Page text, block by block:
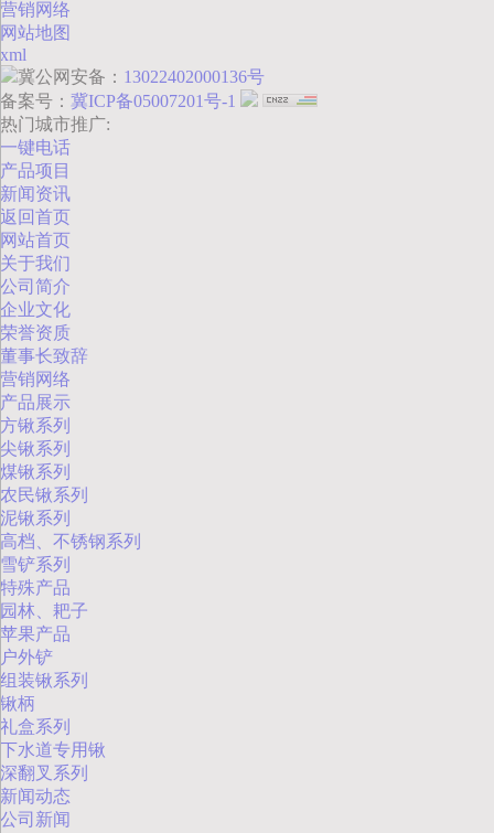
营销网络
网站地图
xml
冀公网安备： 13022402000136号
备案号： 冀ICP备05007201号-1
热门城市推广:
一键电话
产品项目
新闻资讯
返回首页
网站首页
关于我们
公司简介
企业文化
荣誉资质
董事长致辞
营销网络
产品展示
方锹系列
尖锹系列
煤锹系列
农民锹系列
泥锹系列
高档、不锈钢系列
雪铲系列
特殊产品
园林、耙子
苹果产品
户外铲
组装锹系列
锹柄
礼盒系列
下水道专用锹
深翻叉系列
新闻动态
公司新闻